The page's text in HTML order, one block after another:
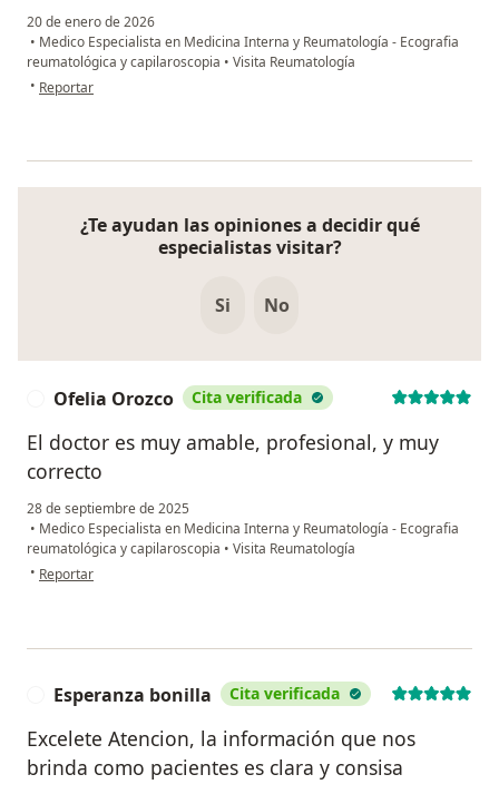
20 de enero de 2026
• Medico Especialista en Medicina Interna y Reumatología - Ecografia
reumatológica y capilaroscopia • Visita Reumatología
• en opinión del usuario JG
Reportar
¿Te ayudan las opiniones a decidir qué
especialistas visitar?
Si No
Ofelia Orozco Cita verificada
El doctor es muy amable, profesional, y muy
correcto
28 de septiembre de 2025
• Medico Especialista en Medicina Interna y Reumatología - Ecografia
reumatológica y capilaroscopia • Visita Reumatología
• en opinión del usuario Ofelia Orozco
Reportar
Esperanza bonilla Cita verificada
Excelete Atencion, la información que nos
brinda como pacientes es clara y consisa